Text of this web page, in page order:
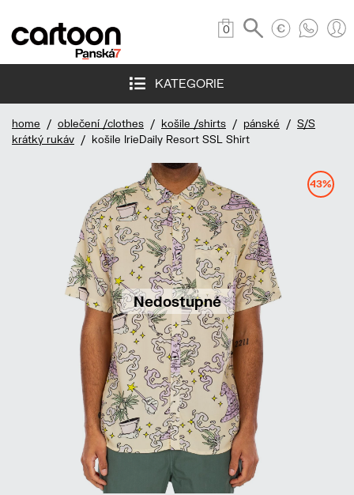
0
KATEGORIE
home / oblečení /clothes / košile /shirts / pánské / S/S
krátký rukáv / košile IrieDaily Resort SSL Shirt
Nedostupné
43%